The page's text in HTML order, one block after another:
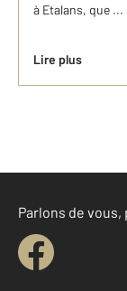
à Etalans, que ...
Lire plus
Parlons de